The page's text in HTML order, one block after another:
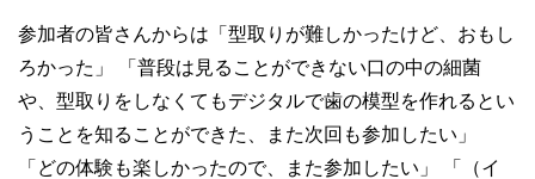
参加者の皆さんからは「型取りが難しかったけど、おもし
ろかった」 「普段は見ることができない口の中の細菌
や、型取りをしなくてもデジタルで歯の模型を作れるとい
うことを知ることができた、また次回も参加したい」
「どの体験も楽しかったので、また参加したい」 「（イ